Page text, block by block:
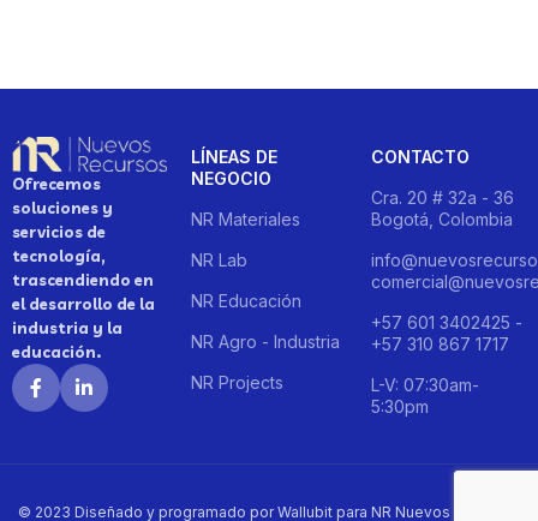
Ofrecemos
soluciones y
servicios de
tecnología,
trascendiendo en
el desarrollo de la
industria y la
educación.
LÍNEAS DE
NEGOCIO
NR Materiales
NR Lab
NR Educación
NR Agro - Industria
NR Projects
CONTACTO
Cra. 20 # 32a - 36
Bogotá, Colombia
+57 601 3402425 -
+57 310 867 1717
L-V: 07:30am-
5:30pm
© 2023 Diseñado y programado por Wallubit para NR Nuevos Recursos